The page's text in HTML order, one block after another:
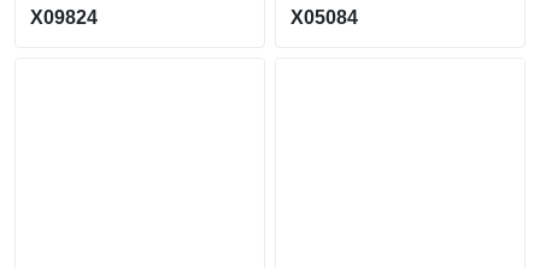
X09824
X05084